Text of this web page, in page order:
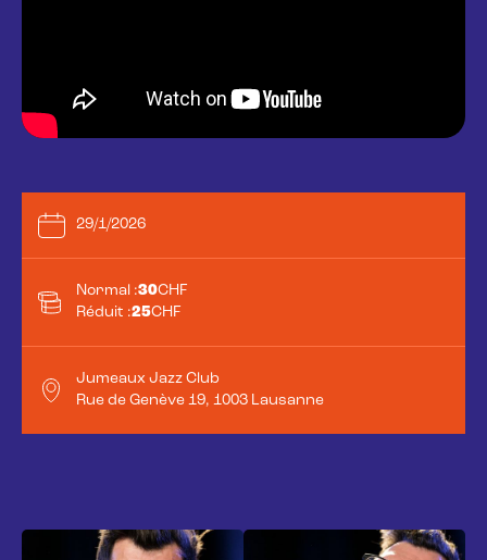
29/1/2026
Normal :30CHF
Réduit :25CHF
Jumeaux Jazz Club
Rue de Genève 19, 1003 Lausanne